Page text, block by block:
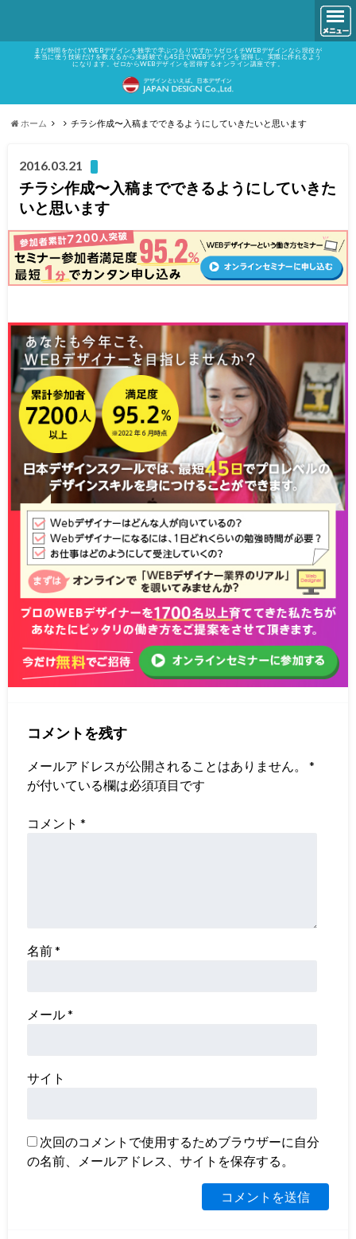
まだ時間をかけてWEBデザインを独学で学ぶつもりですか？ゼロイチWEBデザインなら現役が
本当に使う技術だけを教えるから未経験でも45日でWEBデザインを習得し、実際に作れるよう
になります。ゼロからWEBデザインを習得するオンライン講座です。
ホーム チラシ作成〜入稿までできるようにしていきたいと思います
2016.03.21
チラシ作成〜入稿までできるようにしていきた
いと思います
コメントを残す
メールアドレスが公開されることはありません。
*
が付いている欄は必須項目です
コメント *
名前*
メール*
サイト
次回のコメントで使用するためブラウザーに自分
の名前、メールアドレス、サイトを保存する。